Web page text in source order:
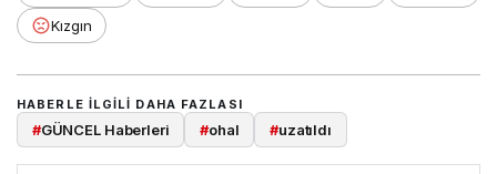
Kızgın
HABERLE ILGILI DAHA FAZLASI
#GÜNCEL Haberleri #ohal #uzatıldı